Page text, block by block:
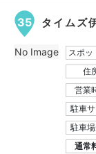
35 タイムズ
スポッ
住
営業
駐車
駐車
通常
No Image